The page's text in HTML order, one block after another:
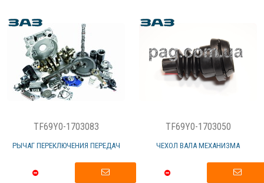
TF69Y0-1703083
РЫЧАГ ПЕРЕКЛЮЧЕНИЯ ПЕРЕДАЧ
TF69Y0-1703050
ЧЕХОЛ ВАЛА МЕХАНИЗМА